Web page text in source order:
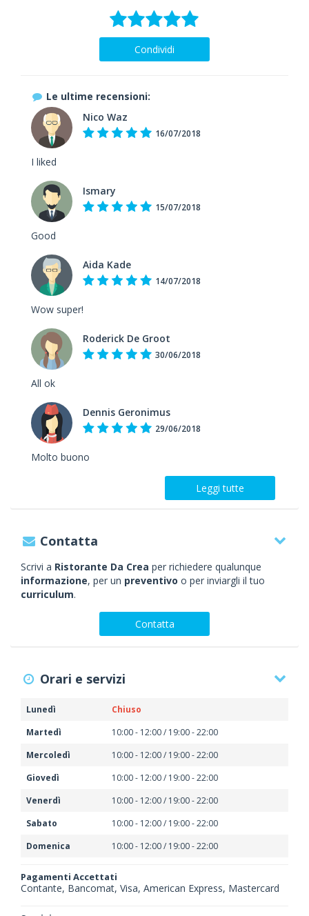
Condividi
Le ultime recensioni:
Nico Waz
16/07/2018
I liked
Ismary
15/07/2018
Good
Aida Kade
14/07/2018
Wow super!
Roderick De Groot
30/06/2018
All ok
Dennis Geronimus
29/06/2018
Molto buono
Leggi tutte
Contatta
Scrivi a Ristorante Da Crea per richiedere qualunque
informazione, per un preventivo o per inviargli il tuo
curriculum.
Contatta
Orari e servizi
Lunedì
Chiuso
Martedì
10:00 - 12:00 / 19:00 - 22:00
Mercoledì
10:00 - 12:00 / 19:00 - 22:00
Giovedì
10:00 - 12:00 / 19:00 - 22:00
Venerdì
10:00 - 12:00 / 19:00 - 22:00
Sabato
10:00 - 12:00 / 19:00 - 22:00
Domenica
10:00 - 12:00 / 19:00 - 22:00
Pagamenti Accettati
Contante, Bancomat, Visa, American Express, Mastercard